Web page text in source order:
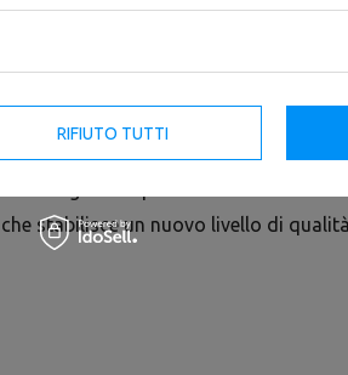
allenamento professionale con un
confortevole e le maniglie rivestite di
comfort alla persona che si allena.
attrezzature per palestre
guasti, che non cede nemmeno
all'avanguardia per la formatura di
che stabilisce un nuovo livello di
RIFIUTO TUTTI